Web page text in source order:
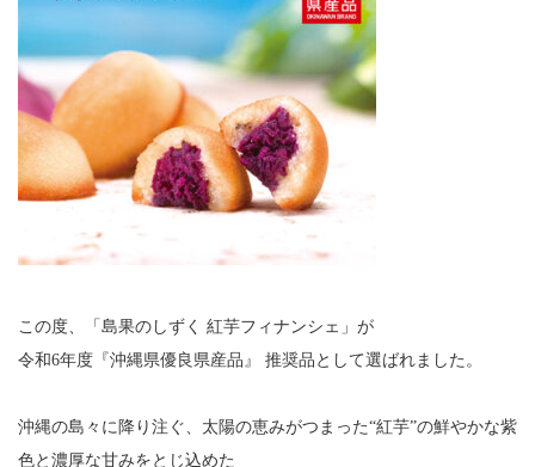
この度、「島果のしずく 紅芋フィナンシェ」が
令和6年度『沖縄県優良県産品』 推奨品として選ばれました。
沖縄の島々に降り注ぐ、太陽の恵みがつまった“紅芋”の鮮やかな紫
色と濃厚な甘みをとじ込めた